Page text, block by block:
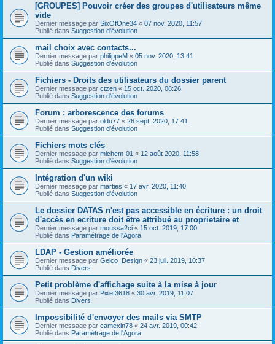
[GROUPES] Pouvoir créer des groupes d'utilisateurs même
vide
Dernier message par SixOfOne34 « 07 nov. 2020, 11:57
Publié dans Suggestion d'évolution
mail choix avec contacts...
Dernier message par philippeM « 05 nov. 2020, 13:41
Publié dans Suggestion d'évolution
Fichiers - Droits des utilisateurs du dossier parent
Dernier message par ctzen « 15 oct. 2020, 08:26
Publié dans Suggestion d'évolution
Forum : arborescence des forums
Dernier message par oldu77 « 26 sept. 2020, 17:41
Publié dans Suggestion d'évolution
Fichiers mots clés
Dernier message par michem-01 « 12 août 2020, 11:58
Publié dans Suggestion d'évolution
Intégration d'un wiki
Dernier message par marties « 17 avr. 2020, 11:40
Publié dans Suggestion d'évolution
Le dossier DATAS n'est pas accessible en écriture : un droit
d'accès en ecriture doit être attribué au proprietaire et
Dernier message par moussa2ci « 15 oct. 2019, 17:00
Publié dans Paramétrage de l'Agora
LDAP - Gestion améliorée
Dernier message par Gelco_Design « 23 juil. 2019, 10:37
Publié dans Divers
Petit problème d'affichage suite à la mise à jour
Dernier message par Pixef3618 « 30 avr. 2019, 11:07
Publié dans Divers
Impossibilité d'envoyer des mails via SMTP
Dernier message par camexin78 « 24 avr. 2019, 00:42
Publié dans Paramétrage de l'Agora